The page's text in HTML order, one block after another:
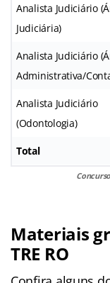
Analista Judiciário
Judiciária)
Analista Judiciário
Administrativa/
Analista Judiciário
(Odontologia)
Total
Materiais
TRE RO